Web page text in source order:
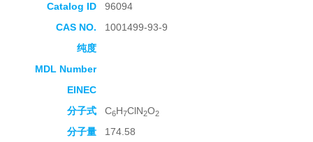
Catalog ID
96094
CAS NO.
1001499-93-9
纯度
MDL Number
EINEC
分子式
C6H7ClN2O2
分子量 174.58